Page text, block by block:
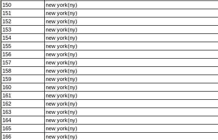
150
new york(ny)
151
new york(ny)
152
new york(ny)
153
new york(ny)
154
new york(ny)
155
new york(ny)
156
new york(ny)
157
new york(ny)
158
new york(ny)
159
new york(ny)
160
new york(ny)
161
new york(ny)
162
new york(ny)
163
new york(ny)
164
new york(ny)
165
new york(ny)
166
new york(ny)